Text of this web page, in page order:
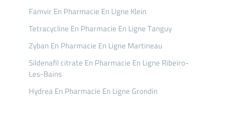
Famvir En Pharmacie En Ligne Klein
Tetracycline En Pharmacie En Ligne Tanguy
Zyban En Pharmacie En Ligne Martineau
Sildenafil citrate En Pharmacie En Ligne Ribeiro-
Les-Bains
Hydrea En Pharmacie En Ligne Grondin